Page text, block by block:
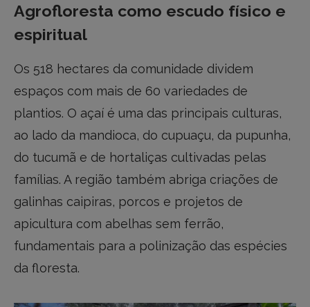
Agrofloresta como escudo físico e
espiritual
Os 518 hectares da comunidade dividem
espaços com mais de 60 variedades de
plantios. O açaí é uma das principais culturas,
ao lado da mandioca, do cupuaçu, da pupunha,
do tucumã e de hortaliças cultivadas pelas
famílias. A região também abriga criações de
galinhas caipiras, porcos e projetos de
apicultura com abelhas sem ferrão,
fundamentais para a polinização das espécies
da floresta.